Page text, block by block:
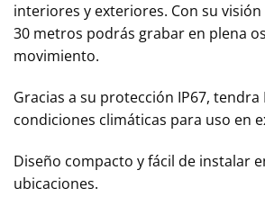
interiores y exteriores. Con su
30 metros podrás grabar en plena
movimiento.
Gracias a su protección IP67,
condiciones climáticas para uso en
Diseño compacto y fácil de instalar
ubicaciones.